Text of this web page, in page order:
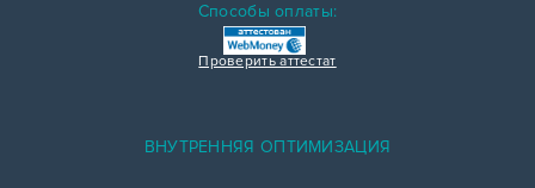
Способы оплаты:
Проверить аттестат
ВНУТРЕННЯЯ ОПТИМИЗАЦИЯ